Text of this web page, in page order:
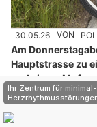
30.05.26 VON
Am
Hauptstrasse zu
und einem Mofa
Dabei wurde der
Die Rega flog ihn